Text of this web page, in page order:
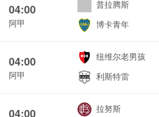
04:00
阿甲
普拉腾斯
博卡青年
04:00
阿甲
纽维尔老男孩
利斯特雷
04:00
拉努斯